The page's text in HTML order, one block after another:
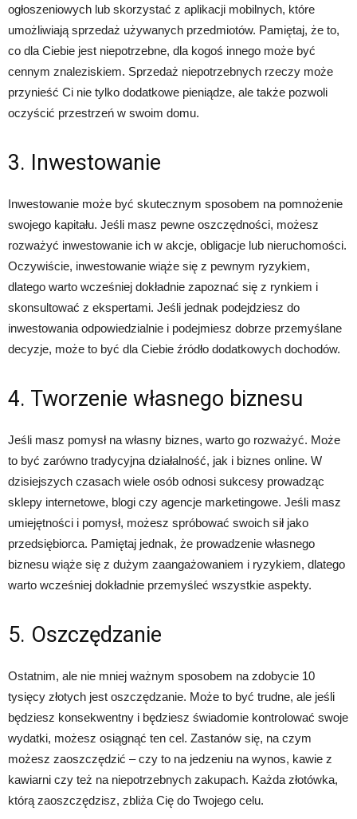
ogłoszeniowych lub skorzystać z aplikacji mobilnych, które
umożliwiają sprzedaż używanych przedmiotów. Pamiętaj, że to,
co dla Ciebie jest niepotrzebne, dla kogoś innego może być
cennym znaleziskiem. Sprzedaż niepotrzebnych rzeczy może
przynieść Ci nie tylko dodatkowe pieniądze, ale także pozwoli
oczyścić przestrzeń w swoim domu.
3. Inwestowanie
Inwestowanie może być skutecznym sposobem na pomnożenie
swojego kapitału. Jeśli masz pewne oszczędności, możesz
rozważyć inwestowanie ich w akcje, obligacje lub nieruchomości.
Oczywiście, inwestowanie wiąże się z pewnym ryzykiem,
dlatego warto wcześniej dokładnie zapoznać się z rynkiem i
skonsultować z ekspertami. Jeśli jednak podejdziesz do
inwestowania odpowiedzialnie i podejmiesz dobrze przemyślane
decyzje, może to być dla Ciebie źródło dodatkowych dochodów.
4. Tworzenie własnego biznesu
Jeśli masz pomysł na własny biznes, warto go rozważyć. Może
to być zarówno tradycyjna działalność, jak i biznes online. W
dzisiejszych czasach wiele osób odnosi sukcesy prowadząc
sklepy internetowe, blogi czy agencje marketingowe. Jeśli masz
umiejętności i pomysł, możesz spróbować swoich sił jako
przedsiębiorca. Pamiętaj jednak, że prowadzenie własnego
biznesu wiąże się z dużym zaangażowaniem i ryzykiem, dlatego
warto wcześniej dokładnie przemyśleć wszystkie aspekty.
5. Oszczędzanie
Ostatnim, ale nie mniej ważnym sposobem na zdobycie 10
tysięcy złotych jest oszczędzanie. Może to być trudne, ale jeśli
będziesz konsekwentny i będziesz świadomie kontrolować swoje
wydatki, możesz osiągnąć ten cel. Zastanów się, na czym
możesz zaoszczędzić – czy to na jedzeniu na wynos, kawie z
kawiarni czy też na niepotrzebnych zakupach. Każda złotówka,
którą zaoszczędzisz, zbliża Cię do Twojego celu.